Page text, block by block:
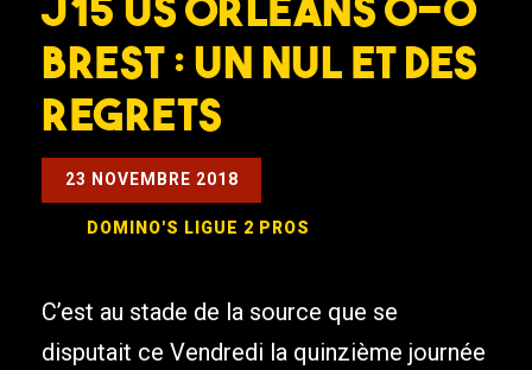
Brest : Un nul et des
regrets
23 NOVEMBRE 2018
DOMINO'S LIGUE 2 PROS
C’est au stade de la source que se
disputait ce Vendredi la quinzième journée